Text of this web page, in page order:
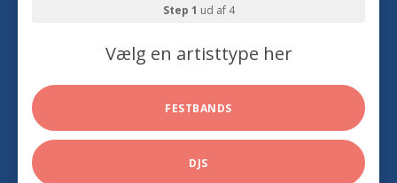
Step 1 ud af 4
Vælg en artisttype her
FESTBANDS
DJS